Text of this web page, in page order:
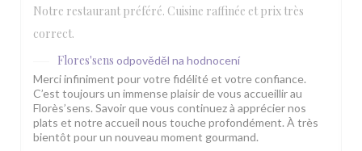
Notre restaurant préféré. Cuisine raffinée et prix très
correct.
Flores'sens odpověděl na hodnocení
Merci infiniment pour votre fidélité et votre confiance.
C’est toujours un immense plaisir de vous accueillir au
Florès’sens. Savoir que vous continuez à apprécier nos
plats et notre accueil nous touche profondément. À très
bientôt pour un nouveau moment gourmand.